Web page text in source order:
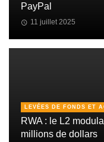
PayPal
11 juillet 2025
LEVÉES DE FONDS ET
RWA : le L2
millions de dollars